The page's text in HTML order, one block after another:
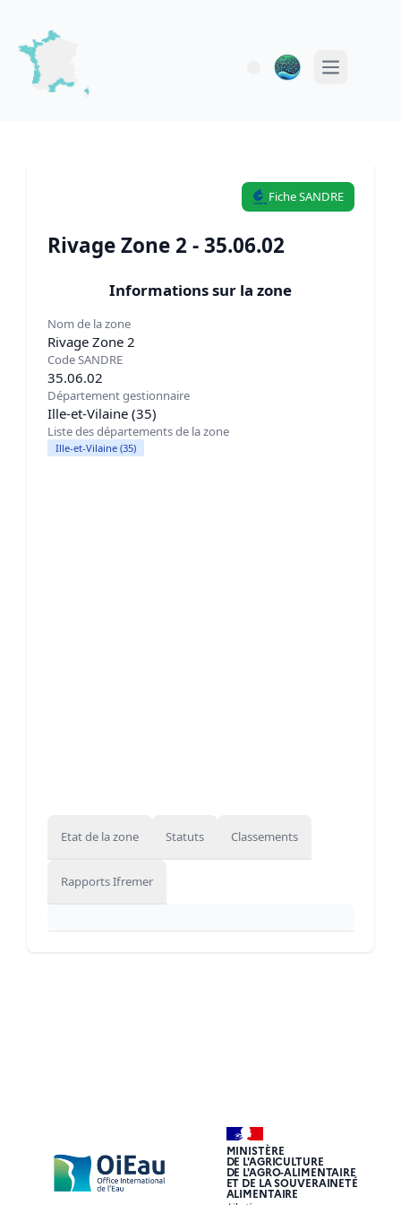
Open main
Fiche SANDRE
Rivage Zone 2 - 35.06.02
Informations sur la zone
Nom de la zone
Rivage Zone 2
Code SANDRE
35.06.02
Département gestionnaire
Ille-et-Vilaine (35)
Liste des départements de la zone
Ille-et-Vilaine (35)
Etat de la zone Statuts Classements
Rapports Ifremer
MINISTÈRE
DE L'AGRICULTURE
DE L'AGRO-ALIMENTAIRE
ET DE LA SOUVERAINETÉ
ALIMENTAIRE